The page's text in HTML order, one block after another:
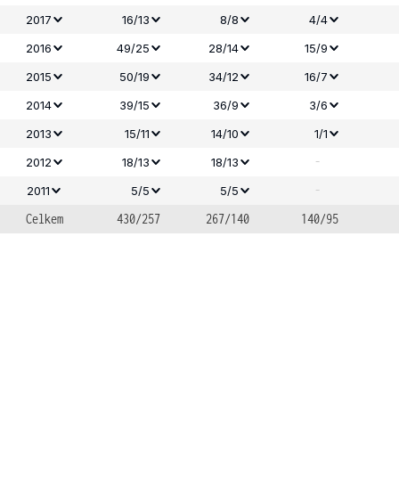
2017
16/13 8/8
4/4
2016
49/25 28/14
15/9
2015
50/19 34/12
16/7
2014
39/15 36/9
3/6
2013
15/11 14/10
1/1
2012
18/13 18/13 -
2011 5/5 5/5
-
Celkem
430/257 267/140 140/95